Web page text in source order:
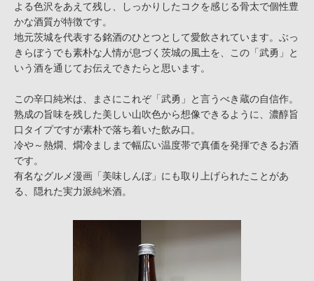
よる色沢をあえて残し、しっかりしたコクを感じる骨太で個性豊
かな酒質が特徴です。
地元茨城を代表する銘酒のひとつとして愛飲されています。ぶっ
きらぼうでも素朴な人情が息づく茨城の風土を、この「武勇」と
いう酒を通じてお伝えできたらと思います。
この辛口純米は、まさにこれぞ「武勇」と言うべき蔵の自信作。
熟成の旨味を残した美しい山吹色から想像できるように、濃醇旨
口タイプですが素朴で落ち着いた飲み口。
冷や～熱燗、燗冷ましまで幅広い温度帯で真価を発揮できるお酒
です。
有名なグルメ漫画「美味しんぼ」にも取り上げられたことがあ
る、隠れた実力派純米酒。